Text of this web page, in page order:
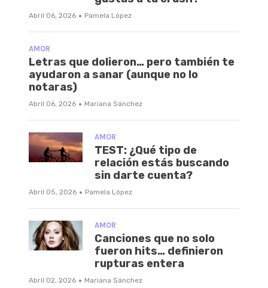
Abril 06, 2026 · Pamela López
AMOR
Letras que dolieron… pero también te
ayudaron a sanar (aunque no lo
notaras)
Abril 06, 2026 · Mariana Sánchez
AMOR
TEST: ¿Qué tipo de
relación estás buscando
sin darte cuenta?
Abril 05, 2026 · Pamela López
AMOR
Canciones que no solo
fueron hits… definieron
rupturas entera
Abril 02, 2026 · Mariana Sánchez